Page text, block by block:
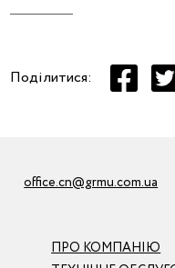
Поділитися:
ПРО КОМПАНІЮ
office.cn@grmu.com.ua